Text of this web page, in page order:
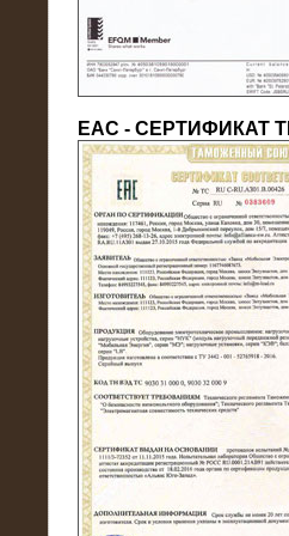
22.05.2016
Нагрузочный модуль в
10 МВт (0,4 кВ -
ЕАС - СЕРТИФИКАТ